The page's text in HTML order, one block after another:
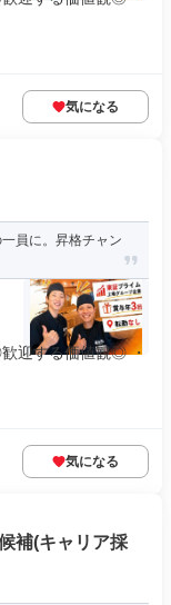
気になる
員に。昇格チャン
迎する価値観◎ ・
気になる
補(キャリア採